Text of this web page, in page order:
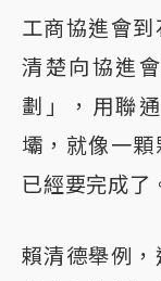
工商協進會
清楚向協進
劃」，用聯
壩，就像一
已經要完成了
賴清德舉例，